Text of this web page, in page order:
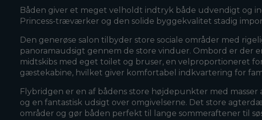
Båden giver et meget velholdt indtryk både udvendigt og
Princess-træværker og den solide byggekvalitet stadig
Den generøse salon tilbyder store sociale områder med
panoramaudsigt gennem de store vinduer. Ombord er der
midtskibs med eget toilet og bruser, en velproportioneret
gæstekabine, hvilket giver komfortabel indkvartering for
Flybridgen er en af bådens store højdepunkter med
og en fantastisk udsigt over omgivelserne. Det store
områder og gør båden perfekt til lange sommeraftener til